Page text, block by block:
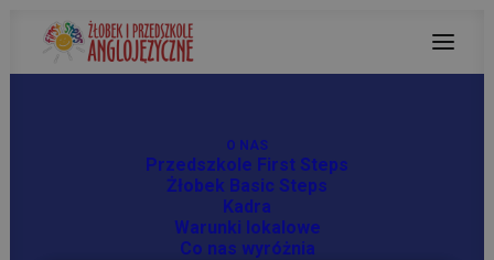
O NAS
Przedszkole First Steps
Żłobek Basic Steps
Kadra
Warunki lokalowe
Co nas wyróżnia
Podróże kształcą..